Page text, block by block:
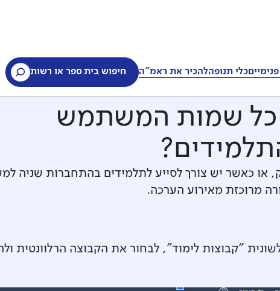
כלי תנופהלהכיר את ראמ"ה חיפוש בית ספר או רשות
כל שמות המשתמש
או כאשר יש צורך לסייע לתלמידים בהתחברות שניה
מרוכזת מאירוע הערכה.
"קבוצות לימוד", לבחור את הקבוצה הרלוונטית